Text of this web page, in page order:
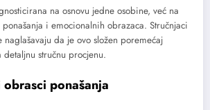
na osnovu jedne osobine, već na
i emocionalnih obrazaca. Stručnjaci
naglašavaju da je ovo složen poremećaj
stručnu procjenu.
ponašanja